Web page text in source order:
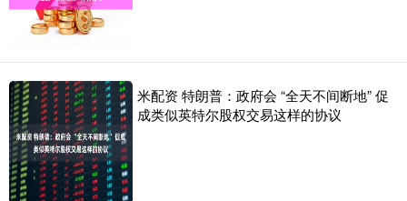
米配资 特朗普：政府会 “全天不间断地” 促
成类似英特尔股权交易这样的协议